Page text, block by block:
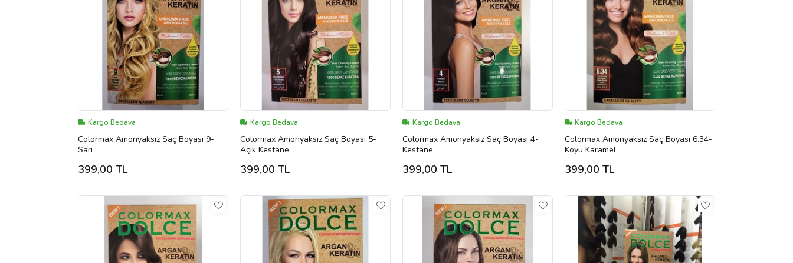
Kargo Bedava
Colormax Amonyaksız Saç Boyası 9-
Sarı
399,00 TL
Kargo Bedava
Colormax Amonyaksız Saç Boyası 5-
Açık Kestane
399,00 TL
Kargo Bedava
Colormax Amonyaksız Saç Boyası 4-
Kestane
399,00 TL
Kargo Bedava
Colormax Amonyaksız Saç Boyası 6.34-
Koyu Karamel
399,00 TL